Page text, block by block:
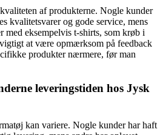
af produkterne. Nogle kunder
kvalitetsvarer og gode service, mens
med eksempelvis t-shirts, som krøb i
at være opmærksom på feedback
produkter nærmere, før man
leveringstiden hos Jysk
kan variere. Nogle kunder har haft